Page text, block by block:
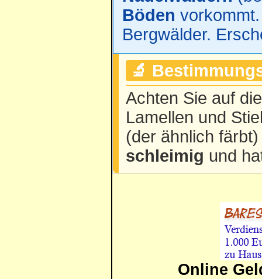
Böden
Bergwälder.
🔬
Achten Sie auf
Lamellen und
(der ähnlich
schleimig und
Online